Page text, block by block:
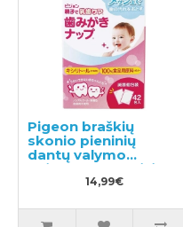
Pigeon braškių
skonio pieninių
dantų valymo
drėgnos servetėlės
14,99€